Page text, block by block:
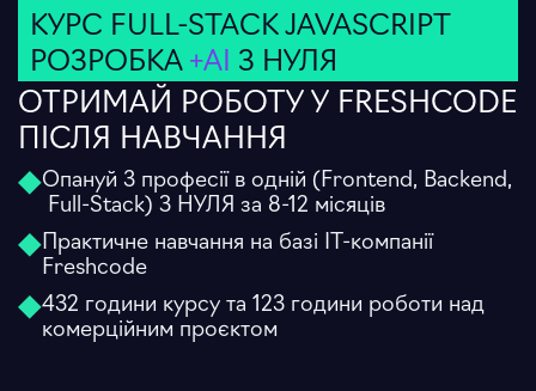
КУРС FULL-STACK JAVASCRIPT
РОЗРОБКА+AI З НУЛЯ
ОТРИМАЙ РОБОТУ У FRESHCODE
ПІСЛЯ НАВЧАННЯ
Опануй 3 професії в одній (Frontend, Backend,
Full-Stack) З НУЛЯ за 8-12 місяців
Практичне навчання на базі IT-компанії
Freshcode
432 години курсу та 123 години роботи над
комерційним проєктом